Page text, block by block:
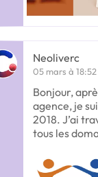
Neoliverc
05 mars à 18:52
Bonjour,
agence, je
2018. J’ai
tous les